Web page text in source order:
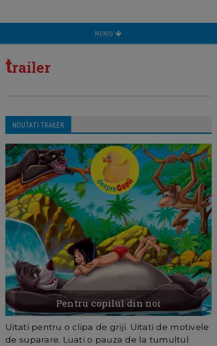
MENIU
trailer
NOUTATI TRAILER
Pentru copilul din noi
Uitati pentru o clipa de griji. Uitati de motivele
de suparare. Luati o pauza de la tumultul